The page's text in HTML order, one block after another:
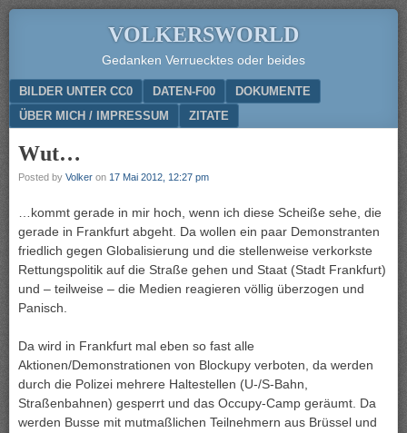
VOLKERSWORLD
Gedanken Verruecktes oder beides
Menu
SKIP TO CONTENT
BILDER UNTER CC0 DATEN-F00
DOKUMENTE
ÜBER MICH / IMPRESSUM
ZITATE
Wut…
Posted by Volker on 17 Mai 2012, 12:27 pm
…kommt gerade in mir hoch, wenn ich diese Scheiße sehe, die
gerade in Frankfurt abgeht. Da wollen ein paar Demonstranten
friedlich gegen Globalisierung und die stellenweise verkorkste
Rettungspolitik auf die Straße gehen und Staat (Stadt Frankfurt)
und – teilweise – die Medien reagieren völlig überzogen und
Panisch.
Da wird in Frankfurt mal eben so fast alle
Aktionen/Demonstrationen von Blockupy verboten, da werden
durch die Polizei mehrere Haltestellen (U-/S-Bahn,
Straßenbahnen) gesperrt und das Occupy-Camp geräumt. Da
werden Busse mit mutmaßlichen Teilnehmern aus Brüssel und